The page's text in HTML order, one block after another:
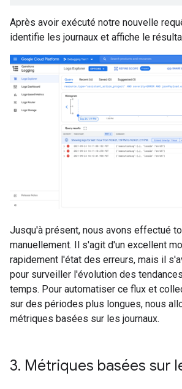
Après avoir exécuté notre nouvelle
identifie les journaux et affiche le
Jusqu'à présent, nous avons effectué
manuellement. Il s'agit d'un excellent
rapidement l'état des erreurs, mais il
pour surveiller l'évolution des
temps. Pour automatiser ce flux et
sur des périodes plus longues, nous
métriques basées sur les journaux.
3. Métriques basées sur